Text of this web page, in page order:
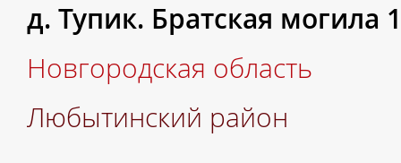
д. Тупик. Братская могила
Новгородская область
Любытинский район